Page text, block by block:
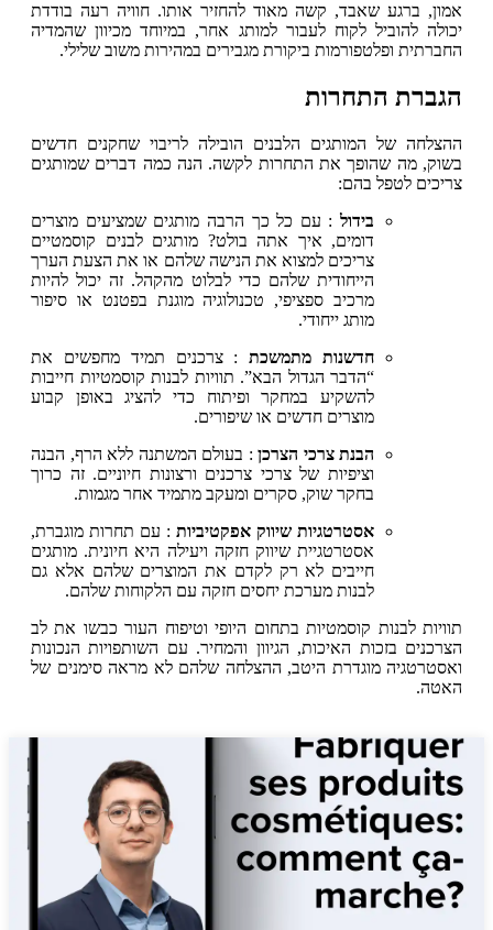
אמון, ברגע שאבד, קשה מאוד להחזיר אותו. חוויה רעה בודדת
יכולה להוביל לקוח לעבור למותג אחר, במיוחד מכיוון שהמדיה
החברתית ופלטפורמות ביקורת מגבירים במהירות משוב שלילי.
הגברת התחרות
ההצלחה של המותגים הלבנים הובילה לריבוי שחקנים חדשים
בשוק, מה שהופך את התחרות לקשה. הנה כמה דברים שמותגים
צריכים לטפל בהם:
בידול : עם כל כך הרבה מותגים שמציעים מוצרים
דומים, איך אתה בולט? מותגים לבנים קוסמטיים
צריכים למצוא את הנישה שלהם או את הצעת הערך
הייחודית שלהם כדי לבלוט מהקהל. זה יכול להיות
מרכיב ספציפי, טכנולוגיה מוגנת בפטנט או סיפור
מותג ייחודי.
חדשנות מתמשכת: צרכנים תמיד מחפשים את
“הדבר הגדול הבא”. תוויות לבנות קוסמטיות חייבות
להשקיע במחקר ופיתוח כדי להציג באופן קבוע
מוצרים חדשים או שיפורים.
הבנת צרכי הצרכן : בעולם המשתנה ללא הרף, הבנה
וציפיות של צרכי צרכנים ורצונות חיוניים. זה כרוך
בחקר שוק, סקרים ומעקב מתמיד אחר מגמות.
אסטרטגיות שיווק אפקטיביות : עם תחרות מוגברת,
אסטרטגיית שיווק חזקה ויעילה היא חיונית. מותגים
חייבים לא רק לקדם את המוצרים שלהם אלא גם
לבנות מערכת יחסים חזקה עם הלקוחות שלהם.
תוויות לבנות קוסמטיות בתחום היופי וטיפוח העור כבשו את לב
הצרכנים בזכות האיכות, הגיוון והמחיר. עם השותפויות הנכונות
ואסטרטגיה מוגדרת היטב, ההצלחה שלהם לא מראה סימנים של
האטה.